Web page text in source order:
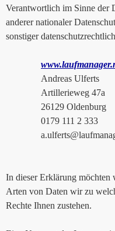
Verantwortlich im Sinne der
anderer nationaler
sonstiger
Andreas Ulferts
Artillerieweg 47a
26129 Oldenburg
0179 111 2 333
In dieser Erklärung
Arten von Daten wir zu
Rechte Ihnen zustehen.